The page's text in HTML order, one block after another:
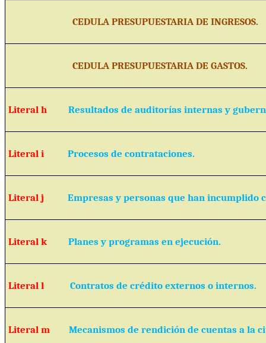
CEDULA PRESUPUESTARIA DE INGRESOS.
CEDULA PRESUPUESTARIA DE GASTOS.
Literal h Resultados de auditorías internas y
Literal i Procesos de contrataciones.
Literal j Empresas y personas que han incumplido
Literal k Planes y programas en ejecución.
Literal l Contratos de crédito externos o internos.
Literal m Mecanismos de rendición de cuentas a la